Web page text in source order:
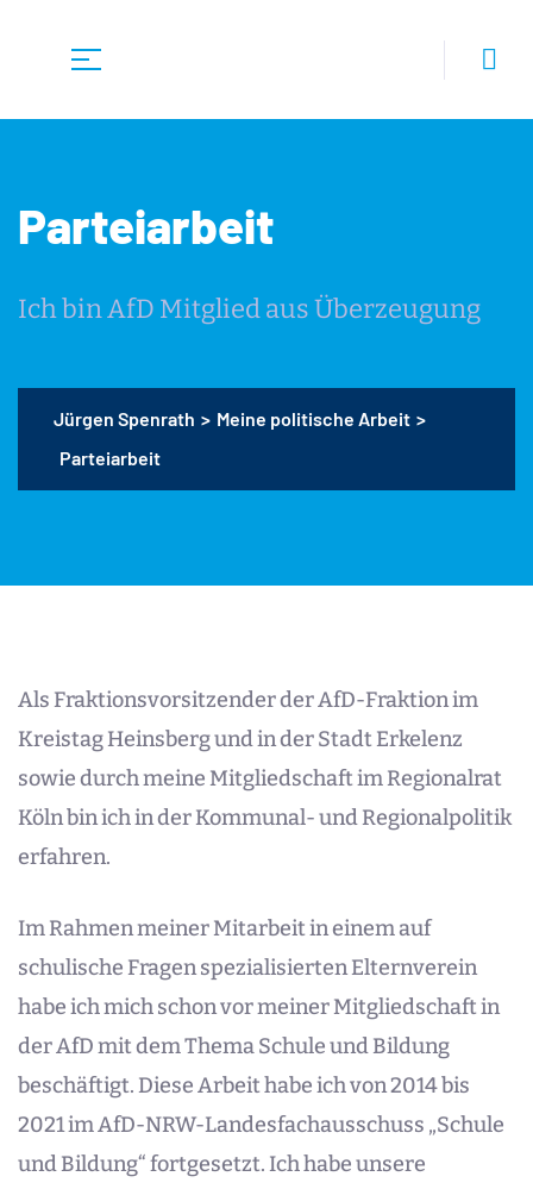
Parteiarbeit
Ich bin AfD Mitglied aus Überzeugung
Jürgen Spenrath > Meine politische Arbeit >
Parteiarbeit
Als Fraktionsvorsitzender der AfD-Fraktion im
Kreistag Heinsberg und in der Stadt Erkelenz
sowie durch meine Mitgliedschaft im Regionalrat
Köln bin ich in der Kommunal- und Regionalpolitik
erfahren.
Im Rahmen meiner Mitarbeit in einem auf
schulische Fragen spezialisierten Elternverein
habe ich mich schon vor meiner Mitgliedschaft in
der AfD mit dem Thema Schule und Bildung
beschäftigt. Diese Arbeit habe ich von 2014 bis
2021 im AfD-NRW-Landesfachausschuss „Schule
und Bildung“ fortgesetzt. Ich habe unsere